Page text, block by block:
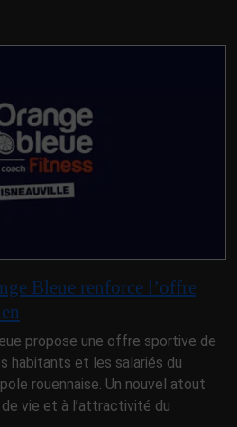
Bleue renforce l’offre
propose une offre sportive de
habitants et les salariés du
rouennaise. Un nouvel atout
vie et à l’attractivité du